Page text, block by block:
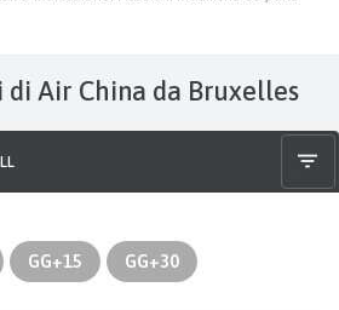
di Air China da Bruxelles
GG+15 GG+30